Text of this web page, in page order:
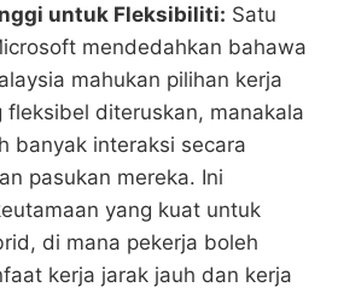
untuk Fleksibiliti: Satu
mendedahkan bahawa
mahukan pilihan kerja
fleksibel diteruskan, manakala
banyak interaksi secara
pasukan mereka. Ini
yang kuat untuk
di mana pekerja boleh
kerja jarak jauh dan kerja